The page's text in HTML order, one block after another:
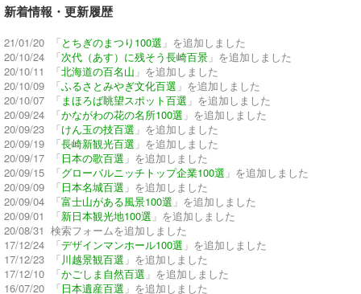
新着情報・更新履歴
21/01/20 「とちぎのまつり100選 」を追加しました
20/10/24 「次代（あす）に残そう長崎百景 」を追加しました
20/10/11 「北海道の百名山 」を追加しました
20/10/09 「ふるさとみやぎ文化百選 」を追加しました
20/10/07 「まほろば眺望スポット百選 」を追加しました
20/09/24 「かながわの花の名所100選 」を追加しました
20/09/23 「けん玉の技百選 」を追加しました
20/09/19 「長崎新観光百選 」を追加しました
20/09/17 「日本の歌百選 」を追加しました
20/09/15 「グローバルニッチトップ企業100選 」を追加しました
20/09/09 「日本名城百選 」を追加しました
20/09/04 「富士山がある風景100選 」を追加しました
20/09/01 「新日本観光地100選 」を追加しました
20/08/31 検索フォームを追加しました
17/12/24 「デザインマンホール100選 」を追加しました
17/12/23 「川越景観百選 」を追加しました
17/12/10 「かごしま自然百選 」を追加しました
16/07/20 「日本遺産百選 」を追加しました